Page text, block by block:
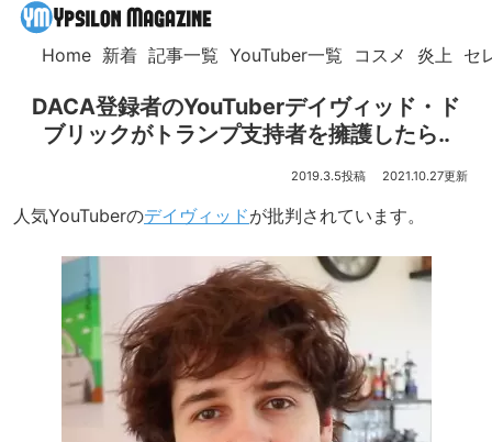
Home 新着 記事一覧 YouTuber一覧 コスメ 炎上 セ
DACA登録者のYouTuberデイヴィッド・ド
ブリックがトランプ支持者を擁護したら‥
2019.3.5 2021.10.27
人気YouTuberのデイヴィッドが批判されています。